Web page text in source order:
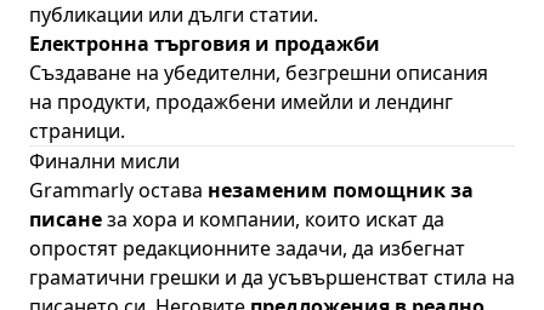
публикации или дълги статии.
Електронна търговия и продажби
Създаване на убедителни, безгрешни описания
на продукти, продажбени имейли и лендинг
страници.
Финални мисли
Grammarly остава незаменим помощник за
писанеза хора и компании, които искат да
опростят редакционните задачи, да избегнат
граматични грешки и да усъвършенстват стила на